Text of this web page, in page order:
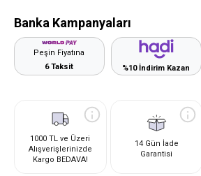
Banka Kampanyaları
Peşin Fiyatına
6 Taksit
%10 İndirim Kazan
1000 TL ve Üzeri
Alışverişlerinizde
Kargo BEDAVA!
14 Gün İade
Garantisi